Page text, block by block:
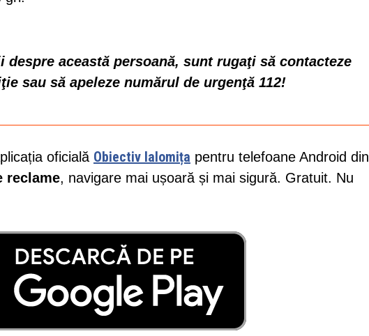
această persoană, sunt rugaţi să contacteze
sau să apeleze numărul de urgenţă 112!
oficială Obiectiv Ialomița pentru telefoane Android din
reclame, navigare mai ușoară și mai sigură. Gratuit. Nu